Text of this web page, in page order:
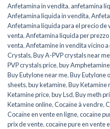
Anfetamina in vendita, anfetamina
Anfetamina liquida in vendita,
Anfetamina líquida para el precio de
venta,Anfetamina liquida per
venta,Anfetamine in vendita vicino a
Crystals,Buy A-PVP crystals near me
PVP crystals price,buy Amphetamine
Buy Eutylone near me,Buy Eutylone
sheets,buy ketamine,Buy Ketamine
Ketamine price,buy Lsd,Buy meth
Ketamine online,Cocaïne à vendre,
Cocaïne en vente en ligne,cocaïne
prix de vente,cocaïne pure en vente